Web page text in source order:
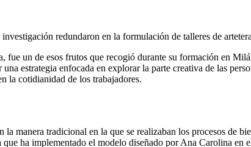
redundaron en la formulación de talleres de
fue un de esos frutos que recogió durante su formación en
estrategia enfocada en explorar la parte creativa de las
la cotidianidad de los trabajadores.
la manera tradicional en la que se realizaban los procesos de
ha implementado el modelo diseñado por Ana Carolina en